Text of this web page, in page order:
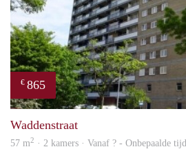
€ 865
Waddenstraat
57 m2 · 2 kamers · Vanaf ? - Onbepaalde tijd